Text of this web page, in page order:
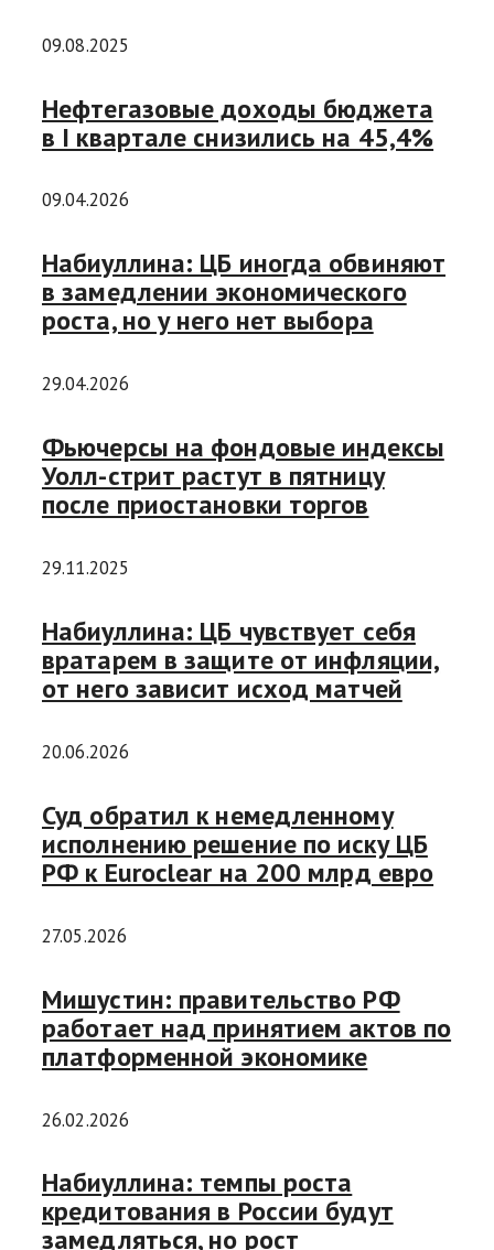
09.08.2025
Нефтегазовые доходы бюджета
в I квартале снизились на 45,4%
09.04.2026
Набиуллина: ЦБ иногда обвиняют
в замедлении экономического
роста, но у него нет выбора
29.04.2026
Фьючерсы на фондовые индексы
Уолл-стрит растут в пятницу
после приостановки торгов
29.11.2025
Набиуллина: ЦБ чувствует себя
вратарем в защите от инфляции,
от него зависит исход матчей
20.06.2026
Суд обратил к немедленному
исполнению решение по иску ЦБ
РФ к Euroclear на 200 млрд евро
27.05.2026
Мишустин: правительство РФ
работает над принятием актов по
платформенной экономике
26.02.2026
Набиуллина: темпы роста
кредитования в России будут
замедляться, но рост